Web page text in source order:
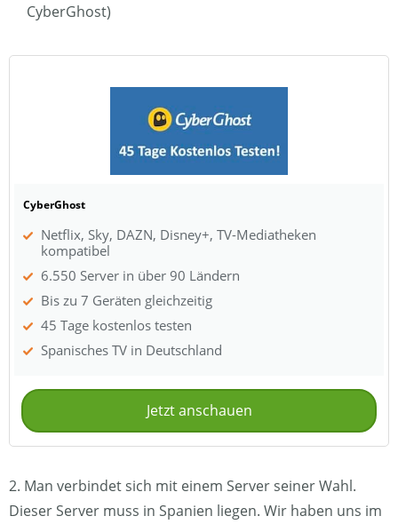
CyberGhost)
CyberGhost
Netflix, Sky, DAZN, Disney+, TV-Mediatheken
kompatibel
6.550 Server in über 90 Ländern
Bis zu 7 Geräten gleichzeitig
45 Tage kostenlos testen
Spanisches TV in Deutschland
Jetzt anschauen
2. Man verbindet sich mit einem Server seiner Wahl.
Dieser Server muss in Spanien liegen. Wir haben uns im